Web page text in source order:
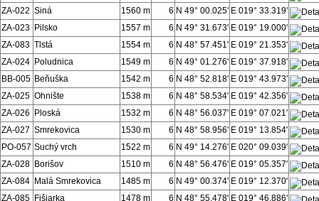
ZA-022 Siná 1560 m 6 N 49° 00.025' E 019° 33.319'
ZA-023 Pilsko 1557 m 6 N 49° 31.673' E 019° 19.000'
ZA-083 Tlstá 1554 m 6 N 48° 57.451' E 019° 21.353'
ZA-024 Poludnica 1549 m 6 N 49° 01.276' E 019° 37.918'
BB-005 Beňuška 1542 m 6 N 48° 52.818' E 019° 43.973'
ZA-025 Ohnište 1538 m 6 N 48° 58.534' E 019° 42.356'
ZA-026
Ploská 1532 m 6 N 48° 56.037' E 019° 07.021'
ZA-027 Smrekovica 1530 m 6 N 48° 58.956' E 019° 13.854'
PO-057 Suchý vrch 1522 m 6 N 49° 14.276' E 020° 09.039'
ZA-028 Borišov 1510 m 6 N 48° 56.476' E 019° 05.357'
ZA-084 Malá Smrekovica 1485 m 6 N 49° 00.374' E 019° 12.370'
ZA-085 Fišiarka 1478 m 6 N 48° 55.478' E 019° 46.886'